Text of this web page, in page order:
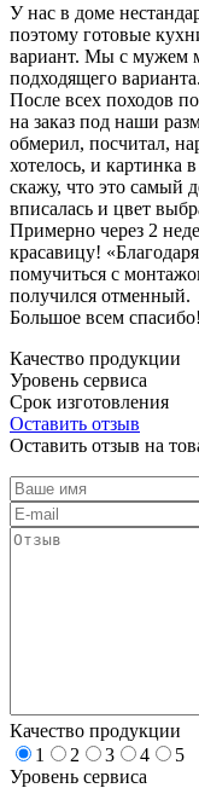
У нас в доме
поэтому готовые
вариант. Мы с мужем
подходящего варианта.
После всех походов
на заказ под наши
обмерил, посчитал,
хотелось, и картинка
скажу, что это самый
вписалась и цвет
Примерно через 2
красавицу!
помучиться с
получился отменный.
Большое всем
Качество продукции
Уровень сервиса
Срок изготовления
Оставить отзыв
Оставить отзыв на
Качество продукции
1
2 3 4
5
Уровень сервиса